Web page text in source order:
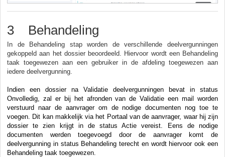
3 Behandeling
In de Behandeling stap worden de verschillende deelvergunningen
gekoppeld aan het dossier beoordeeld. Hiervoor wordt een Behandeling
taak toegewezen aan een gebruiker in de afdeling toegewezen aan
iedere deelvergunning.
Indien een dossier na Validatie deelvergunningen bevat in status
Onvolledig, zal er bij het afronden van de Validatie een mail worden
verstuurd naar de aanvrager om de nodige documenten nog toe te
voegen. Dit kan makkelijk via het Portaal van de aanvrager, waar hij zijn
dossier te zien krijgt in de status Actie vereist. Eens de nodige
documenten werden toegevoegd door de aanvrager komt de
deelvergunning in status Behandeling terecht en wordt hiervoor ook een
Behandeling taak toegewezen.